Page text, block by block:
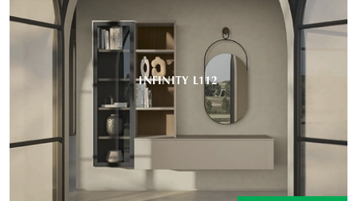
INFINITY L112